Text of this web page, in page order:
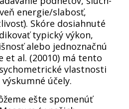
energie/slabosť,
Skóre dosiahnuté
typický výkon,
alebo jednoznačnú
et al. (20010) má tento
vlastnosti
účely.
ešte spomenúť